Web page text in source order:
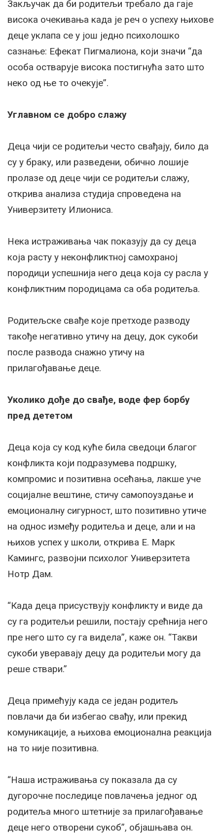
Закључак да би родитељи требало да гаје
висока очекивања када је реч о успеху њихове
деце уклапа се у још једно психолошко
сазнање: Ефекат Пигмалиона, који значи “да
особа остварује висока постигнућа зато што
неко од ње то очекује”.
Углавном се добро слажу
Деца чији се родитељи често свађају, било да
су у браку, или разведени, обично лошије
пролазе од деце чији се родитељи слажу,
открива анализа студија спроведена на
Универзитету Илиониса.
Нека истраживања чак показују да су деца
која расту у неконфликтној самохраној
породици успешнија него деца која су расла у
конфликтним породицама са оба родитеља.
Родитељске свађе које претходе разводу
такође негативно утичу на децу, док сукоби
после развода снажно утичу на
прилагођавање деце.
Уколико дође до свађе, воде фер борбу
пред дететом
Деца која су код куће била сведоци благог
конфликта који подразумева подршку,
компромис и позитивна осећања, лакше уче
социјалне вештине, стичу самопоуздање и
емоционалну сигурност, што позитивно утиче
на однос између родитеља и деце, али и на
њихов успех у школи, открива Е. Марк
Камингс, развојни психолог Универзитета
Нотр Дам.
“Када деца присуствују конфликту и виде да
су га родитељи решили, постају срећнија него
пре него што су га видела”, каже он. “Такви
сукоби уверавају децу да родитељи могу да
реше ствари.”
Деца примећују када се један родитељ
повлачи да би избегао свађу, или прекид
комуникације, а њихова емоционална реакција
на то није позитивна.
“Наша истраживања су показала да су
дугорочне последице повлачења једног од
родитеља много штетније за прилагођавање
деце него отворени сукоб”, објашњава он.